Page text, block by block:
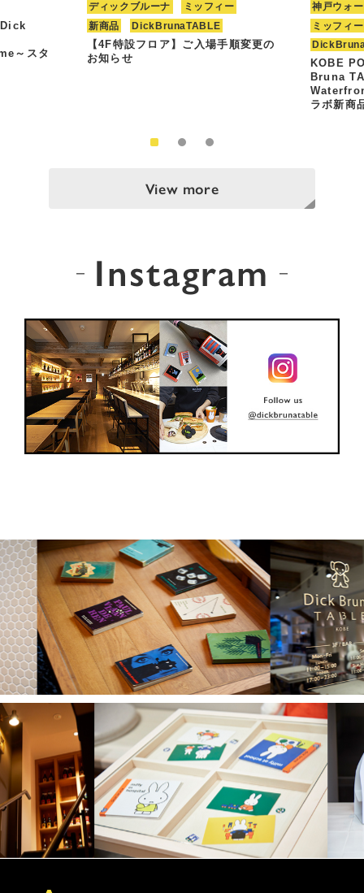
～スタ
ディックブルーナ
ミッフィー
新商品
DickBrunaTABLE
【4F特設フロア】ご入場手順変更の
お知らせ
神戸ウォ
ミッフィー
KOBE
Bruna
ラボ新商
View more
Instagram